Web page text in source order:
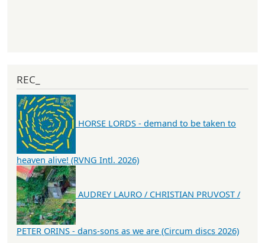
REC_
HORSE LORDS - demand to be taken to
heaven alive! (RVNG Intl. 2026)
AUDREY LAURO / CHRISTIAN PRUVOST /
PETER ORINS - dans-sons as we are (Circum discs 2026)